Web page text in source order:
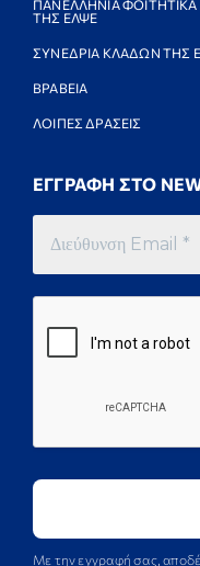
ΠΑΝΕΛΛΗΝΙΑ
ΤΗΣ ΕΛΨΕ
ΣΥΝΕΔΡΙΑ ΚΛΑΔΩΝ ΤΗΣ
ΒΡΑΒΕΙΑ
ΛΟΙΠΕΣ ΔΡΑΣΕΙΣ
ΕΓΓΡΑΦΗ ΣΤΟ
Με την εγγραφή σας,